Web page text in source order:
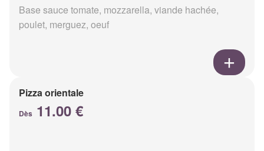
Base sauce tomate, mozzarella, viande hachée,
poulet, merguez, oeuf
Pizza orientale
Dès 11.00 €